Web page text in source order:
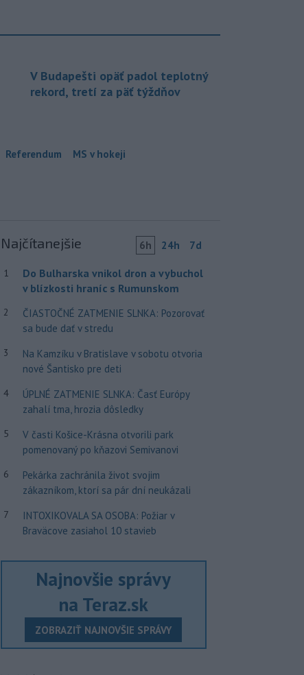
V Budapešti opäť padol teplotný
rekord, tretí za päť týždňov
Referendum MS v hokeji
Najčítanejšie 6h 24h 7d
1
Do Bulharska vnikol dron a vybuchol
v blízkosti hraníc s Rumunskom
2
ČIASTOČNÉ ZATMENIE SLNKA: Pozorovať
sa bude dať v stredu
3
Na Kamzíku v Bratislave v sobotu otvoria
nové Šantisko pre deti
4
ÚPLNÉ ZATMENIE SLNKA: Časť Európy
zahalí tma, hrozia dôsledky
5
V časti Košice-Krásna otvorili park
pomenovaný po kňazovi Semivanovi
6
Pekárka zachránila život svojim
zákazníkom, ktorí sa pár dní neukázali
7
INTOXIKOVALA SA OSOBA: Požiar v
Braväcove zasiahol 10 stavieb
Najnovšie správy
na Teraz.sk
ZOBRAZIŤ NAJNOVŠIE SPRÁVY